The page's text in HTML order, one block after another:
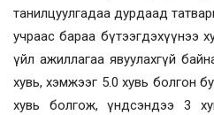
танилцуулгадаа дурдаад
учраас бараа бүтээгдэхүүнээ
үйл ажиллагаа явуулахгүй
хувь, хэмжээг 5.0 хувь болгон
хувь болгож, үндсэндээ 3